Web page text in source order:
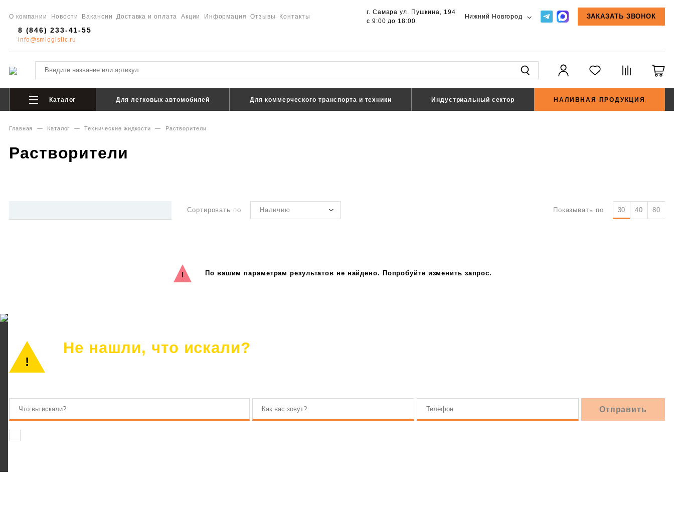
О компании Новости Вакансии Доставка и оплата Акции Информация Отзывы Контакты
г. Самара ул. Пушкина, 194
с 9:00 до 18:00
Нижний Новгород ЗАКАЗАТЬ ЗВОНОК
8 (846) 233-41-55
info@smlogistic.ru
Каталог Для легковых автомобилей Для коммерческого транспорта и техники Индустриальный сектор НАЛИВНАЯ ПРОДУКЦИЯ
Главная — Каталог — Технические жидкости — Растворители
Растворители
Сортировать по Наличию Показывать по 30 40 80
По вашим параметрам результатов не найдено. Попробуйте изменить запрос.
Не нашли, что искали?